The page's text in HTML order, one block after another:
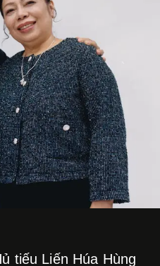
tiếu Liến Húa Hùng